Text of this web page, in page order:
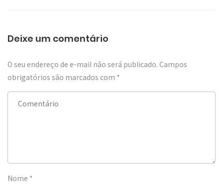
Deixe um comentário
O seu endereço de e-mail não será publicado. Campos
obrigatórios são marcados com *
Nome *